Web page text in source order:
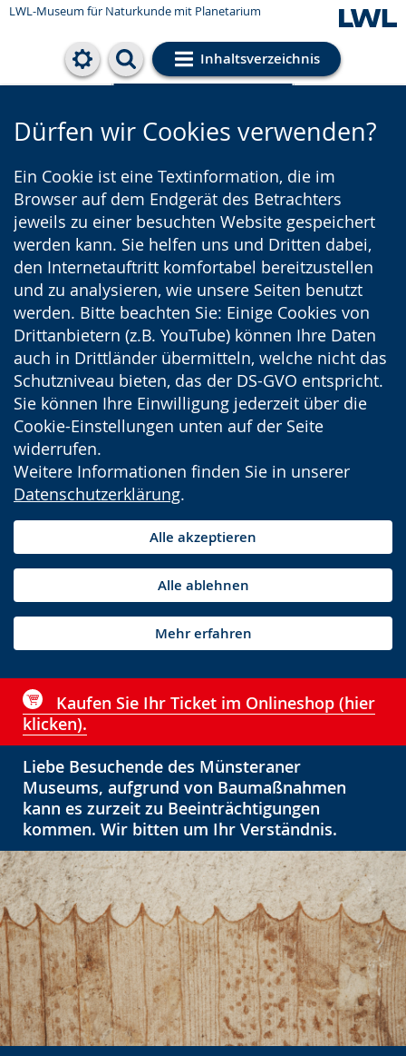
LWL-Museum für Naturkunde mit Planetarium
Inhaltsverzeichnis
Cookie-Einstellungen
Dürfen wir Cookies verwenden?
Ein Cookie ist eine Textinformation, die im
Browser auf dem Endgerät des Betrachters
jeweils zu einer besuchten Website gespeichert
werden kann. Sie helfen uns und Dritten dabei,
den Internetauftritt komfortabel bereitzustellen
und zu analysieren, wie unsere Seiten benutzt
werden. Bitte beachten Sie: Einige Cookies von
Drittanbietern (z.B. YouTube) können Ihre Daten
auch in Drittländer übermitteln, welche nicht das
Schutzniveau bieten, das der DS-GVO entspricht.
Sie können Ihre Einwilligung jederzeit über die
Cookie-Einstellungen unten auf der Seite
widerrufen.
Weitere Informationen finden Sie in unserer
Datenschutzerklärung.
Alle akzeptieren
Alle ablehnen
Mehr erfahren
Kaufen Sie Ihr Ticket im Onlineshop (hier
klicken).
Liebe Besuchende des Münsteraner
Museums, aufgrund von Baumaßnahmen
kann es zurzeit zu Beeinträchtigungen
kommen. Wir bitten um Ihr Verständnis.